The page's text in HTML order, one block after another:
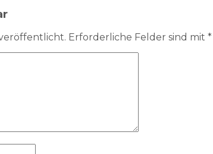
Erforderliche Felder sind mit *